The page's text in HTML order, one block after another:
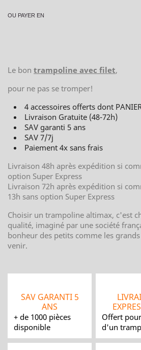
OU PAYER EN
Le bon trampoline avec filet,
pour ne pas se tromper!
4 accessoires offerts dont
Livraison Gratuite (48-72h)
SAV garanti 5 ans
SAV 7/7j
Paiement 4x sans frais
Livraison 48h après expédition si
option Super Express
Livraison 72h après expédition si
13h sans option Super Express
Choisir un trampoline altimax, c'est
qualité, imaginé par une société
bonheur des petits comme les
venir.
SAV GARANTI 5
ANS
+ de 1000 pièces
disponible
Offert
d'un